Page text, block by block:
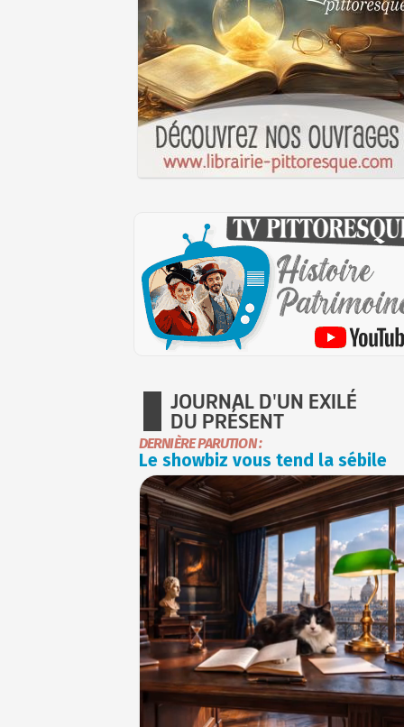
JOURNAL D'UN EXILÉ
DU PRÉSENT
DERNIÈRE PARUTION :
Le showbiz vous tend la sébile